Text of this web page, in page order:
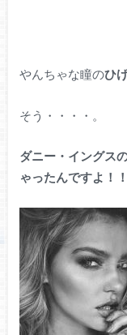
やんちゃな瞳のひ
そう・・・・。
ダニー・イングス
ゃったんですよ！！